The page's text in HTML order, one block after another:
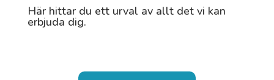
Här hittar du ett urval av allt det vi kan
erbjuda dig.